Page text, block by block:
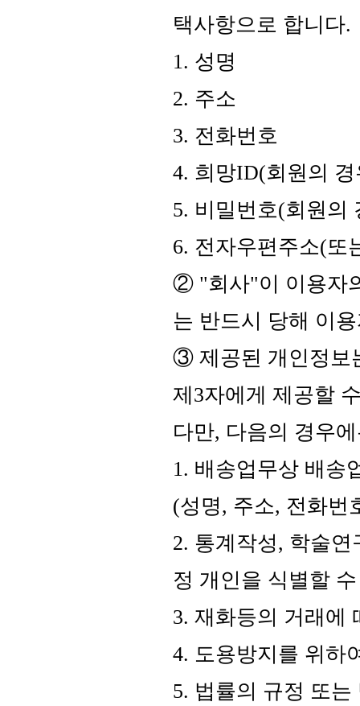
택사항으로 합니다.
1. 성명
2. 주소
3. 전화번호
4. 희망ID(회원의 경
5. 비밀번호(회원의
6. 전자우편주소(또
② "회사"이 이용자
는 반드시 당해 이
③ 제공된 개인정보
제3자에게 제공할
다만, 다음의 경우
1. 배송업무상 배송
(성명, 주소, 전화번
2. 통계작성, 학술
정 개인을 식별할
3. 재화등의 거래에
4. 도용방지를 위하
5. 법률의 규정 또